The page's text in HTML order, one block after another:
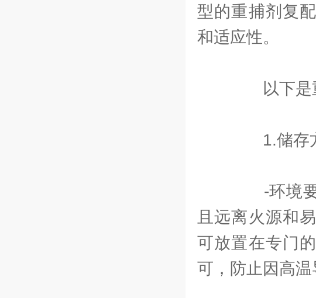
型的重捕剂复
和适应性。
以下是重
1.储存
-环境要
且远离火源和
可放置在专门
可，防止因高温